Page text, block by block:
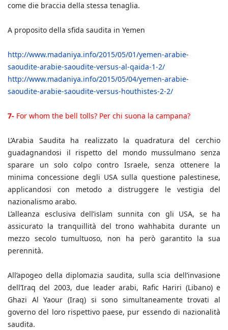
come die braccia della stessa tenaglia.
A proposito della sfida saudita in Yemen
http://www.madaniya.info/2015/05/01/yemen-arabie-
saoudite-arabie-saoudite-versus-al-qaida-1-2/
http://www.madaniya.info/2015/05/04/yemen-arabie-
saoudite-arabie-saoudite-versus-houthistes-2-2/
7- For whom the bell tolls? Per chi suona la campana?
L’Arabia Saudita ha realizzato la quadratura del cerchio
guadagnandosi il rispetto del mondo mussulmano senza
sparare un solo colpo contro Israele, senza ottenere la
minima concessione degli USA sulla questione palestinese,
applicandosi con metodo a distruggere le vestigia del
nazionalismo arabo.
L’alleanza esclusiva dell’islam sunnita con gli USA, se ha
assicurato la tranquillità del trono wahhabita durante un
mezzo secolo tumultuoso, non ha però garantito la sua
perennità.
All’apogeo della diplomazia saudita, sulla scia dell’invasione
dell’Iraq del 2003, due leader arabi, Rafic Hariri (Libano) e
Ghazi Al Yaour (Iraq) si sono simultaneamente trovati al
governo del loro rispettivo paese, pur essendo di nazionalità
saudita.